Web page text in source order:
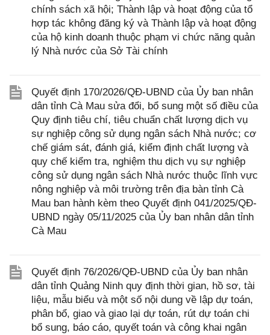
chính sách xã hội; Thành lập và hoạt động của tổ
hợp tác không đăng ký và Thành lập và hoạt động
của hộ kinh doanh thuộc phạm vi chức năng quản
lý Nhà nước của Sở Tài chính
Quyết định 170/2026/QĐ-UBND của Ủy ban nhân
dân tỉnh Cà Mau sửa đổi, bổ sung một số điều của
Quy định tiêu chí, tiêu chuẩn chất lượng dịch vụ
sự nghiệp công sử dụng ngân sách Nhà nước; cơ
chế giám sát, đánh giá, kiểm định chất lượng và
quy chế kiểm tra, nghiệm thu dịch vụ sự nghiệp
công sử dụng ngân sách Nhà nước thuộc lĩnh vực
nông nghiệp và môi trường trên địa bàn tỉnh Cà
Mau ban hành kèm theo Quyết định 041/2025/QĐ-
UBND ngày 05/11/2025 của Ủy ban nhân dân tỉnh
Cà Mau
Quyết định 76/2026/QĐ-UBND của Ủy ban nhân
dân tỉnh Quảng Ninh quy định thời gian, hồ sơ, tài
liệu, mẫu biểu và một số nội dung về lập dự toán,
phân bổ, giao và giao lại dự toán, rút dự toán chi
bổ sung, báo cáo, quyết toán và công khai ngân